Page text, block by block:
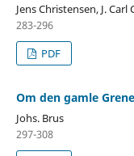
Jens Christensen, J. Carl
283-296
PDF
Om den gamle
Johs. Brus
297-308